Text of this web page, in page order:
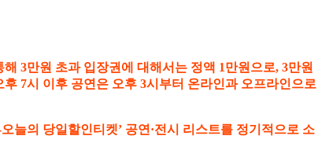
3만원 초과 입장권에 대해서는 정액 1만원으로, 3만원
7시 이후 공연은 오후 3시부터 온라인과 오프라인으로
늘의 당일할인티켓’ 공연·전시 리스트를 정기적으로 소